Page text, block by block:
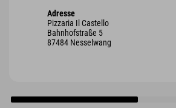
Adresse
Pizzaria Il Castello
Bahnhofstraße 5
87484 Nesselwang